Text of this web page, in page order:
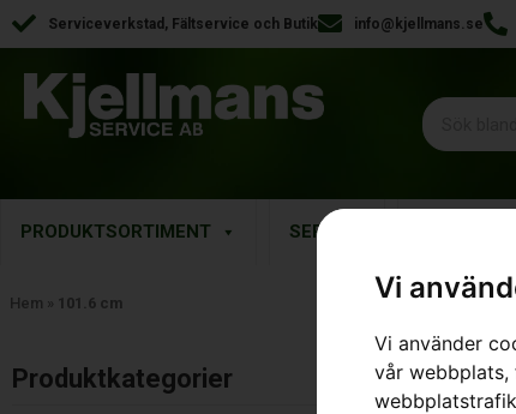
Vi
Vi använder
vår webbplats,
Serviceverkstad, Fältservice och Butik info@kjellmans.se
PRODUKTSORTIMENT SERVICE
Hem » 101.6 cm
Produktkategorier​ Endast ett